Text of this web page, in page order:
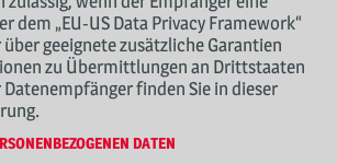
dem „EU-US Data Privacy Framework“
über geeignete zusätzliche Garantien
zu Übermittlungen an Drittstaaten
finden Sie in dieser
DATEN